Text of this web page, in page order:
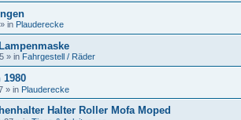
» in Plauderecke
» in Fahrgestell / Räder
» in Plauderecke
Halter Roller Mofa Moped